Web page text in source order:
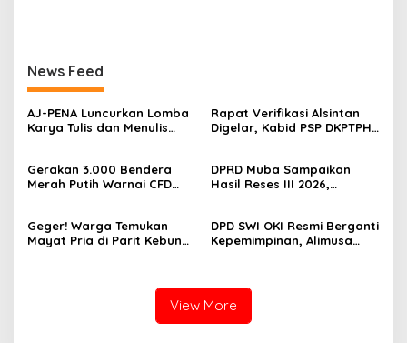
News Feed
‎AJ-PENA Luncurkan Lomba
Karya Tulis dan Menulis
Jurnalis Muda Berdaya
Saing
Rapat Verifikasi Alsintan
Digelar, Kabid PSP DKPTPH
Gerakan 3.000 Bendera
Merah Putih Warnai CFD
Semangat Persatuan
DPRD Muba Sampaikan
Hasil Reses III 2026,
Geger! Warga Temukan
Mayat Pria di Parit Kebun
DPD SWI OKI Resmi Berganti
Kepemimpinan, Alimusa
View More